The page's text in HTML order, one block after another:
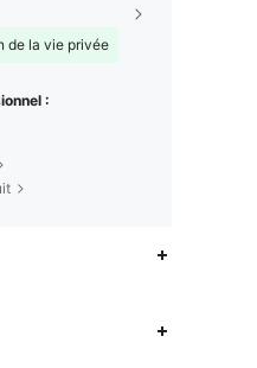
de la vie privée
: